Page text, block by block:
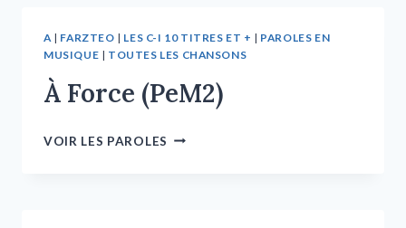
A | FARZTEO | LES C-I 10 TITRES ET + | PAROLES EN
MUSIQUE | TOUTES LES CHANSONS
À Force (PeM2)
VOIR LES PAROLES